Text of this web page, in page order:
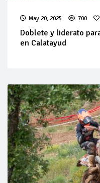
May 20, 2025 700
Doblete y liderato
en Calatayud